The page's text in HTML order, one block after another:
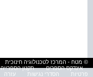
© מטח - המרכז לטכנולוגיה חינוכית
אינדקס הספרים
תקנון הספרייה
פרטיות
הסדרי נגישות עזרה